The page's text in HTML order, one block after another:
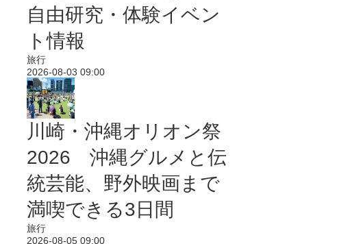
自由研究・体験イベン
ト情報
旅行
2026-08-03 09:00
川崎・沖縄オリオン祭
2026 沖縄グルメと伝
統芸能、野外映画まで
満喫できる3日間
旅行
2026-08-05 09:00